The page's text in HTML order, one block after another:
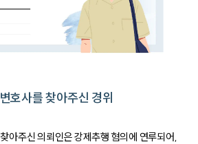
호사를 찾아주신 경위
아주신 의뢰인은 강제추행 혐의에 연루되어,